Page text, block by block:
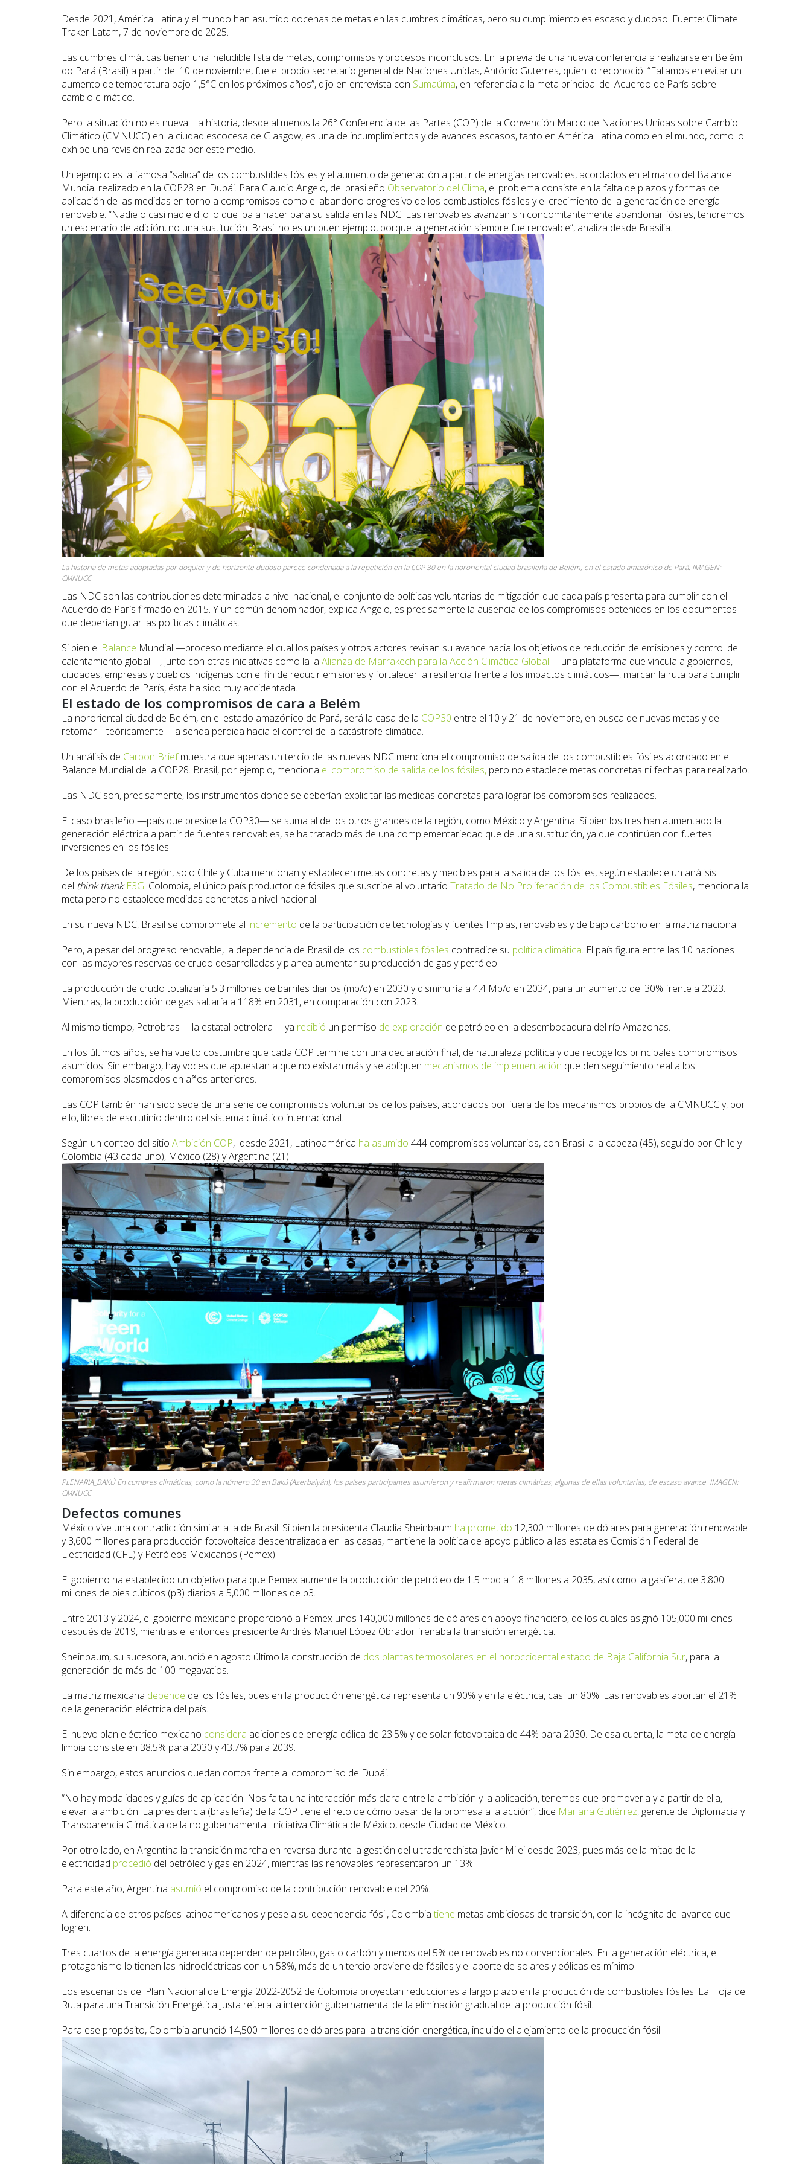
Desde 2021, América Latina y el mundo han asumido docenas de metas en las cumbres climáticas, pero su cumplimiento es escaso y dudoso. Fuente: Climate
Traker Latam, 7 de noviembre de 2025.
Las cumbres climáticas tienen una ineludible lista de metas, compromisos y procesos inconclusos. En la previa de una nueva conferencia a realizarse en Belém
do Pará (Brasil) a partir del 10 de noviembre, fue el propio secretario general de Naciones Unidas, António Guterres, quien lo reconoció. “Fallamos en evitar un
aumento de temperatura bajo 1,5°C en los próximos años”, dijo en entrevista con Sumaúma, en referencia a la meta principal del Acuerdo de París sobre
cambio climático.
Pero la situación no es nueva. La historia, desde al menos la 26° Conferencia de las Partes (COP) de la Convención Marco de Naciones Unidas sobre Cambio
Climático (CMNUCC) en la ciudad escocesa de Glasgow, es una de incumplimientos y de avances escasos, tanto en América Latina como en el mundo, como lo
exhibe una revisión realizada por este medio.
Un ejemplo es la famosa “salida” de los combustibles fósiles y el aumento de generación a partir de energías renovables, acordados en el marco del Balance
Mundial realizado en la COP28 en Dubái. Para Claudio Angelo, del brasileño Observatorio del Clima, el problema consiste en la falta de plazos y formas de
aplicación de las medidas en torno a compromisos como el abandono progresivo de los combustibles fósiles y el crecimiento de la generación de energía
renovable. “Nadie o casi nadie dijo lo que iba a hacer para su salida en las NDC. Las renovables avanzan sin concomitantemente abandonar fósiles, tendremos
un escenario de adición, no una sustitución. Brasil no es un buen ejemplo, porque la generación siempre fue renovable”, analiza desde Brasilia.
La historia de metas adoptadas por doquier y de horizonte dudoso parece condenada a la repetición en la COP 30 en la nororiental ciudad brasileña de Belém, en el estado amazónico de Pará. IMAGEN:
CMNUCC
Las NDC son las contribuciones determinadas a nivel nacional, el conjunto de políticas voluntarias de mitigación que cada país presenta para cumplir con el
Acuerdo de París firmado en 2015. Y un común denominador, explica Angelo, es precisamente la ausencia de los compromisos obtenidos en los documentos
que deberían guiar las políticas climáticas.
Si bien el Balance Mundial —proceso mediante el cual los países y otros actores revisan su avance hacia los objetivos de reducción de emisiones y control del
calentamiento global—, junto con otras iniciativas como la la Alianza de Marrakech para la Acción Climática Global —una plataforma que vincula a gobiernos,
ciudades, empresas y pueblos indígenas con el fin de reducir emisiones y fortalecer la resiliencia frente a los impactos climáticos—, marcan la ruta para cumplir
con el Acuerdo de París, ésta ha sido muy accidentada.
El estado de los compromisos de cara a Belém
La nororiental ciudad de Belém, en el estado amazónico de Pará, será la casa de la COP30 entre el 10 y 21 de noviembre, en busca de nuevas metas y de
retomar – teóricamente – la senda perdida hacia el control de la catástrofe climática.
Un análisis de Carbon Briefmuestra que apenas un tercio de las nuevas NDC menciona el compromiso de salida de los combustibles fósiles acordado en el
Balance Mundial de la COP28. Brasil, por ejemplo, menciona el compromiso de salida de los fósiles, pero no establece metas concretas ni fechas para realizarlo.
Las NDC son, precisamente, los instrumentos donde se deberían explicitar las medidas concretas para lograr los compromisos realizados.
El caso brasileño —país que preside la COP30— se suma al de los otros grandes de la región, como México y Argentina. Si bien los tres han aumentado la
generación eléctrica a partir de fuentes renovables, se ha tratado más de una complementariedad que de una sustitución, ya que continúan con fuertes
inversiones en los fósiles.
De los países de la región, solo Chile y Cuba mencionan y establecen metas concretas y medibles para la salida de los fósiles, según establece un análisis
del think thank E3G. Colombia, el único país productor de fósiles que suscribe al voluntario Tratado de No Proliferación de los Combustibles Fósiles, menciona la
meta pero no establece medidas concretas a nivel nacional.
En su nueva NDC, Brasil se compromete al incremento de la participación de tecnologías y fuentes limpias, renovables y de bajo carbono en la matriz nacional.
Pero, a pesar del progreso renovable, la dependencia de Brasil de los combustibles fósiles contradice su política climática. El país figura entre las 10 naciones
con las mayores reservas de crudo desarrolladas y planea aumentar su producción de gas y petróleo.
La producción de crudo totalizaría 5.3 millones de barriles diarios (mb/d) en 2030 y disminuiría a 4.4 Mb/d en 2034, para un aumento del 30% frente a 2023.
Mientras, la producción de gas saltaría a 118% en 2031, en comparación con 2023.
Al mismo tiempo, Petrobras —la estatal petrolera— ya recibió un permiso de exploración de petróleo en la desembocadura del río Amazonas.
En los últimos años, se ha vuelto costumbre que cada COP termine con una declaración final, de naturaleza política y que recoge los principales compromisos
asumidos. Sin embargo, hay voces que apuestan a que no existan más y se apliquen mecanismos de implementación que den seguimiento real a los
compromisos plasmados en años anteriores.
Las COP también han sido sede de una serie de compromisos voluntarios de los países, acordados por fuera de los mecanismos propios de la CMNUCC y, por
ello, libres de escrutinio dentro del sistema climático internacional.
Según un conteo del sitio Ambición COP, desde 2021, Latinoamérica ha asumido 444 compromisos voluntarios, con Brasil a la cabeza (45), seguido por Chile y
Colombia (43 cada uno), México (28) y Argentina (21).
PLENARIA_BAKÚ En cumbres climáticas, como la número 30 en Bakú (Azerbaiyán), los países participantes asumieron y reafirmaron metas climáticas, algunas de ellas voluntarias, de escaso avance. IMAGEN:
CMNUCC
Defectos comunes
México vive una contradicción similar a la de Brasil. Si bien la presidenta Claudia Sheinbaum ha prometido 12,300 millones de dólares para generación renovable
y 3,600 millones para producción fotovoltaica descentralizada en las casas, mantiene la política de apoyo público a las estatales Comisión Federal de
Electricidad (CFE) y Petróleos Mexicanos (Pemex).
El gobierno ha establecido un objetivo para que Pemex aumente la producción de petróleo de 1.5 mbd a 1.8 millones a 2035, así como la gasífera, de 3,800
millones de pies cúbicos (p3) diarios a 5,000 millones de p3.
Entre 2013 y 2024, el gobierno mexicano proporcionó a Pemex unos 140,000 millones de dólares en apoyo financiero, de los cuales asignó 105,000 millones
después de 2019, mientras el entonces presidente Andrés Manuel López Obrador frenaba la transición energética.
Sheinbaum, su sucesora, anunció en agosto último la construcción de dos plantas termosolares en el noroccidental estado de Baja California Sur, para la
generación de más de 100 megavatios.
La matriz mexicana depende de los fósiles, pues en la producción energética representa un 90% y en la eléctrica, casi un 80%. Las renovables aportan el 21%
de la generación eléctrica del país.
El nuevo plan eléctrico mexicano considera adiciones de energía eólica de 23.5% y de solar fotovoltaica de 44% para 2030. De esa cuenta, la meta de energía
limpia consiste en 38.5% para 2030 y 43.7% para 2039.
Sin embargo, estos anuncios quedan cortos frente al compromiso de Dubái.
“No hay modalidades y guías de aplicación. Nos falta una interacción más clara entre la ambición y la aplicación, tenemos que promoverla y a partir de ella,
elevar la ambición. La presidencia (brasileña) de la COP tiene el reto de cómo pasar de la promesa a la acción”, dice Mariana Gutiérrez, gerente de Diplomacia y
Transparencia Climática de la no gubernamental Iniciativa Climática de México, desde Ciudad de México.
Por otro lado, en Argentina la transición marcha en reversa durante la gestión del ultraderechista Javier Milei desde 2023, pues más de la mitad de la
electricidad procedió del petróleo y gas en 2024, mientras las renovables representaron un 13%.
Para este año, Argentina asumió el compromiso de la contribución renovable del 20%.
A diferencia de otros países latinoamericanos y pese a su dependencia fósil, Colombia tiene metas ambiciosas de transición, con la incógnita del avance que
logren.
Tres cuartos de la energía generada dependen de petróleo, gas o carbón y menos del 5% de renovables no convencionales. En la generación eléctrica, el
protagonismo lo tienen las hidroeléctricas con un 58%, más de un tercio proviene de fósiles y el aporte de solares y eólicas es mínimo.
Los escenarios del Plan Nacional de Energía 2022-2052 de Colombia proyectan reducciones a largo plazo en la producción de combustibles fósiles. La Hoja de
Ruta para una Transición Energética Justa reitera la intención gubernamental de la eliminación gradual de la producción fósil.
Para ese propósito, Colombia anunció 14,500 millones de dólares para la transición energética, incluido el alejamiento de la producción fósil.